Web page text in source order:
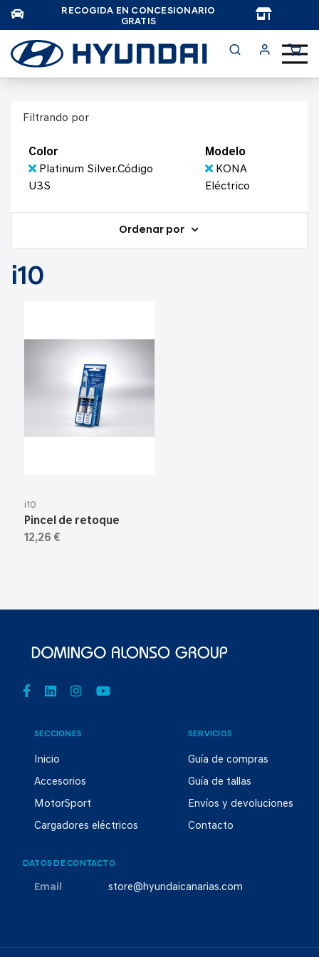
RECOGIDA EN CONCESIONARIO
GRATIS
Filtrando por
Color
Platinum Silver.Código
U3S
Modelo
KONA
Eléctrico
Ordenar por
i10
i10
Pincel de retoque
12,26 €
SECCIONES
Inicio
Accesorios
MotorSport
Cargadores eléctricos
SERVICIOS
Guía de compras
Guía de tallas
Envíos y devoluciones
Contacto
DATOS DE CONTACTO
Email store@hyundaicanarias.com